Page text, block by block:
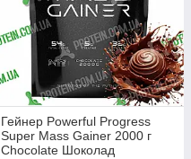
Гейнер Powerful Progress
Super Mass Gainer 2000 г
Chocolate Шоколад